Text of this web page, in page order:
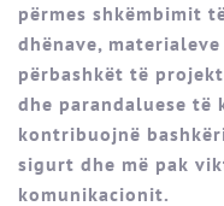
përmes shkëmbimit
dhënave,
përbashkët të
dhe parandaluese të
kontribuojnë
sigurt dhe më pak
komunikacionit.